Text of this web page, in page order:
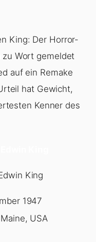
King: Der Horror-
Wort gemeldet
auf ein Remake
hat Gewicht,
Kenner des
King
1947
USA